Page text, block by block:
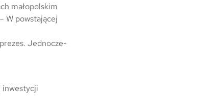
małopolskim
W powstającej
Jednocze-
inwestycji